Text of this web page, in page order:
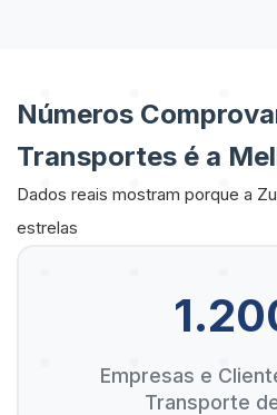
Números
Transportes é a
Dados reais mostram porque a
estrelas
Empresas e
Transporte